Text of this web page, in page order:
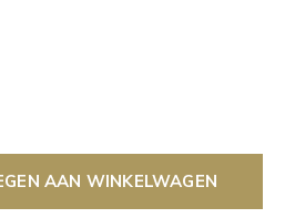
AAN WINKELWAGEN